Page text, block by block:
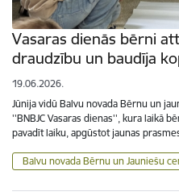
Vasaras dienās bērni
draudzību un baudīja
19.06.2026.
Jūnija vidū Balvu novada Bērnu un
''BNBJC Vasaras dienas'', kura laikā
pavadīt laiku, apgūstot jaunas
Balvu novada Bērnu un Jauniešu